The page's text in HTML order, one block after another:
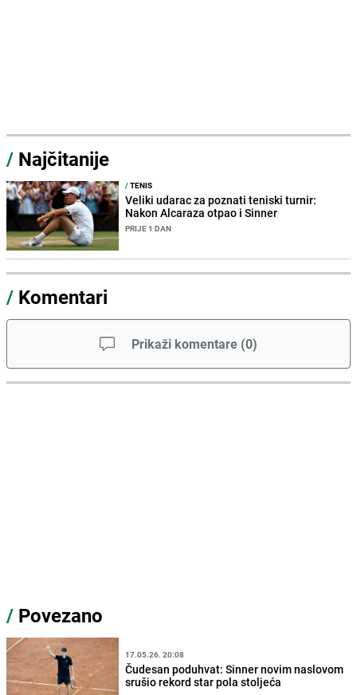
/ Najčitanije
/TENIS
Veliki udarac za poznati teniski turnir:
Nakon Alcaraza otpao i Sinner
PRIJE 1 DAN
/ Komentari
Prikaži komentare (0)
/ Povezano
17.05.26. 20:08
Čudesan poduhvat: Sinner novim naslovom
srušio rekord star pola stoljeća